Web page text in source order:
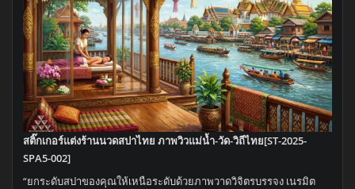
สติ๊กเกอร์แต่งร้านนวดสปาไทย ภาพวิวแม่น้ำ-วัด-วิถีไทย[ST-2025-
SPA5-002]
“ยกระดับสปาของคุณให้เหนือระดับด้วยภาพวาดวิจิตรบรรจง เนรมิต